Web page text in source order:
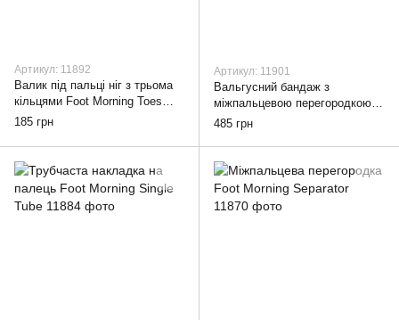
Артикул: 11892
Валик під пальці ніг з трьома
кільцями Foot Morning Toes
Separator
185 грн
Артикул: 11901
Вальгусний бандаж з
міжпальцевою перегородкою
Foot Morning Hallux Med Cover
485 грн